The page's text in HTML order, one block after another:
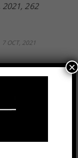
2021, 262
7 OCT, 2021
×